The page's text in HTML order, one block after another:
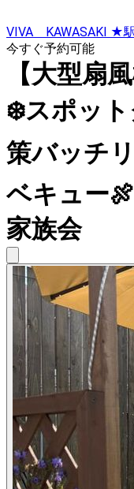
VIVA KAWASAKI ★
今すぐ予約可能
【大型扇
❄️スポット
策バッチ
ベキュー
家族会